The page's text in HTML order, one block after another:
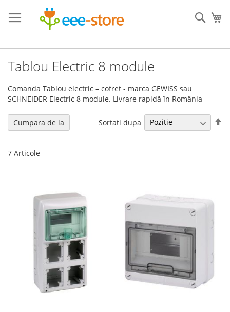
la
Continut
Tablou Electric 8 module
Comanda Tablou electric – cofret - marca GEWISS sau
SCHNEIDER Electric 8 module. Livrare rapidă în România
7 Articole
Sortati dupa
Cumpara de la